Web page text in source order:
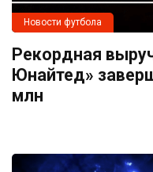
Новости футбола
Рекордная
Юнайтед»
млн